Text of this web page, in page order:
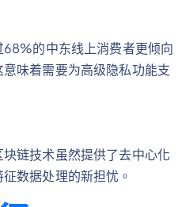
的中东线上消费者更倾向
味着需要为高级隐私功能支
链技术虽然提供了去中心化
数据处理的新担忧。